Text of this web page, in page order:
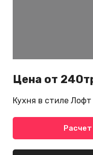
Цена от
Кухня в стиле